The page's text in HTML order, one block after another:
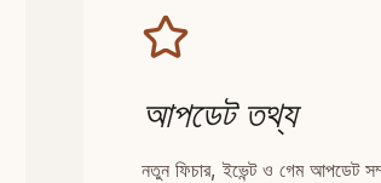
আপডেট তথ্য
নতুন ফিচার, ইভেন্ট ও গেম আপডেট